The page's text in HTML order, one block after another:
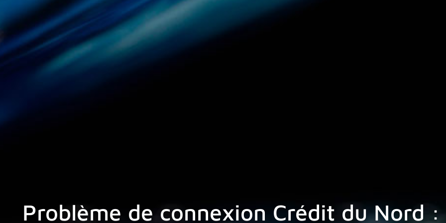
Problème de connexion Crédit du Nord